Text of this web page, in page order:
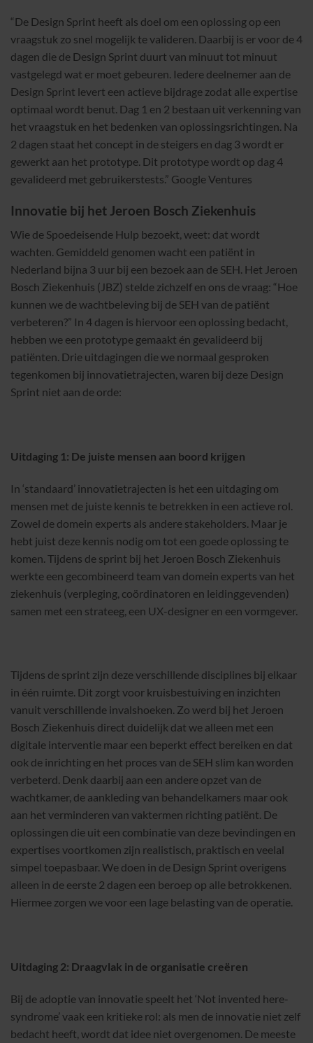
“De Design Sprint heeft als doel om een oplossing op een
vraagstuk zo snel mogelijk te valideren. Daarbij is er voor de 4
dagen die de Design Sprint duurt van minuut tot minuut
vastgelegd wat er moet gebeuren. Iedere deelnemer aan de
Design Sprint levert een actieve bijdrage zodat alle expertise
optimaal wordt benut. Dag 1 en 2 bestaan uit verkenning van
het vraagstuk en het bedenken van oplossingsrichtingen. Na
2 dagen staat het concept in de steigers en dag 3 wordt er
gewerkt aan het prototype. Dit prototype wordt op dag 4
gevalideerd met gebruikerstests.” Google Ventures
Innovatie bij het Jeroen Bosch Ziekenhuis
Wie de Spoedeisende Hulp bezoekt, weet: dat wordt
wachten. Gemiddeld genomen wacht een patiënt in
Nederland bijna 3 uur bij een bezoek aan de SEH. Het Jeroen
Bosch Ziekenhuis (JBZ) stelde zichzelf en ons de vraag: “Hoe
kunnen we de wachtbeleving bij de SEH van de patiënt
verbeteren?” In 4 dagen is hiervoor een oplossing bedacht,
hebben we een prototype gemaakt én gevalideerd bij
patiënten. Drie uitdagingen die we normaal gesproken
tegenkomen bij innovatietrajecten, waren bij deze Design
Sprint niet aan de orde:
Uitdaging 1: De juiste mensen aan boord krijgen
In ‘standaard’ innovatietrajecten is het een uitdaging om
mensen met de juiste kennis te betrekken in een actieve rol.
Zowel de domein experts als andere stakeholders. Maar je
hebt juist deze kennis nodig om tot een goede oplossing te
komen. Tijdens de sprint bij het Jeroen Bosch Ziekenhuis
werkte een gecombineerd team van domein experts van het
ziekenhuis (verpleging, coördinatoren en leidinggevenden)
samen met een strateeg, een UX-designer en een vormgever.
Tijdens de sprint zijn deze verschillende disciplines bij elkaar
in één ruimte. Dit zorgt voor kruisbestuiving en inzichten
vanuit verschillende invalshoeken. Zo werd bij het Jeroen
Bosch Ziekenhuis direct duidelijk dat we alleen met een
digitale interventie maar een beperkt effect bereiken en dat
ook de inrichting en het proces van de SEH slim kan worden
verbeterd. Denk daarbij aan een andere opzet van de
wachtkamer, de aankleding van behandelkamers maar ook
aan het verminderen van vaktermen richting patiënt. De
oplossingen die uit een combinatie van deze bevindingen en
expertises voortkomen zijn realistisch, praktisch en veelal
simpel toepasbaar. We doen in de Design Sprint overigens
alleen in de eerste 2 dagen een beroep op alle betrokkenen.
Hiermee zorgen we voor een lage belasting van de operatie.
Uitdaging 2: Draagvlak in de organisatie creëren
Bij de adoptie van innovatie speelt het ‘Not invented here-
syndrome’ vaak een kritieke rol: als men de innovatie niet zelf
bedacht heeft, wordt dat idee niet overgenomen. De meeste